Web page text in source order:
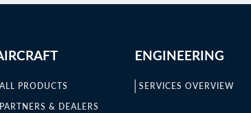
ALL PRODUCTS
PARTNERS & DEALERS
ENGINEERING
SERVICES OVERVIEW